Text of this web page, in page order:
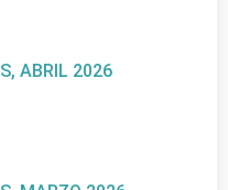
ABRIL 2026